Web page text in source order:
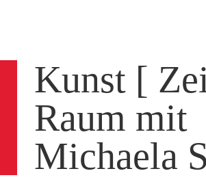
Kunst [
Raum mit
Michaela